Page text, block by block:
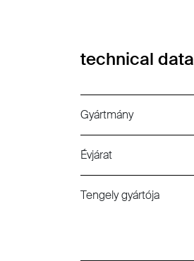
technical data
Gyártmány
Évjárat
Tengely gyártója